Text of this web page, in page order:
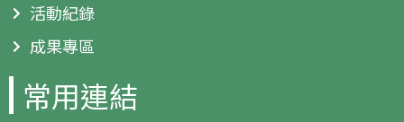
活動紀錄
成果專區
常用連結